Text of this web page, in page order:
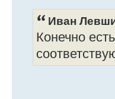
Иван
Конечно